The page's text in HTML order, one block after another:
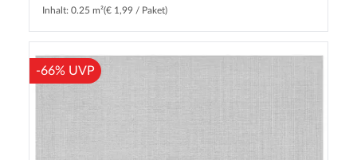
Inhalt: 0.25 m²(€ 1,99 / Paket)
-66% UVP